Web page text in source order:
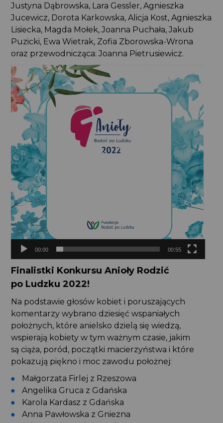
Justyna Dąbrowska, Lara Gessler, Agnieszka
Jucewicz, Dorota Karkowska, Alicja Kost, Agnieszka
Lisiecka, Magda Mołek, Joanna Puchała, Jakub
Puzicki, Ewa Wietrak, Zofia Zborowska-Wrona
oraz przewodnicząca: Joanna Pietrusiewicz.
Odtwarzacz
video
00:00 00:55
Finalistki Konkursu Anioły Rodzić
po Ludzku 2022!
Na podstawie głosów kobiet i poruszających
komentarzy wybrano dziesięć wspaniałych
położnych, które anielsko dzielą się wiedzą,
wspierają kobiety w tym ważnym czasie, jakim
są ciąża, poród, początki macierzyństwa i które
pokazują piękno i moc zawodu położnej:
Małgorzata Firlej z Rzeszowa
Angelika Gruca z Gdańska
Karola Kardasz z Gdańska
Anna Pawłowska z Gniezna